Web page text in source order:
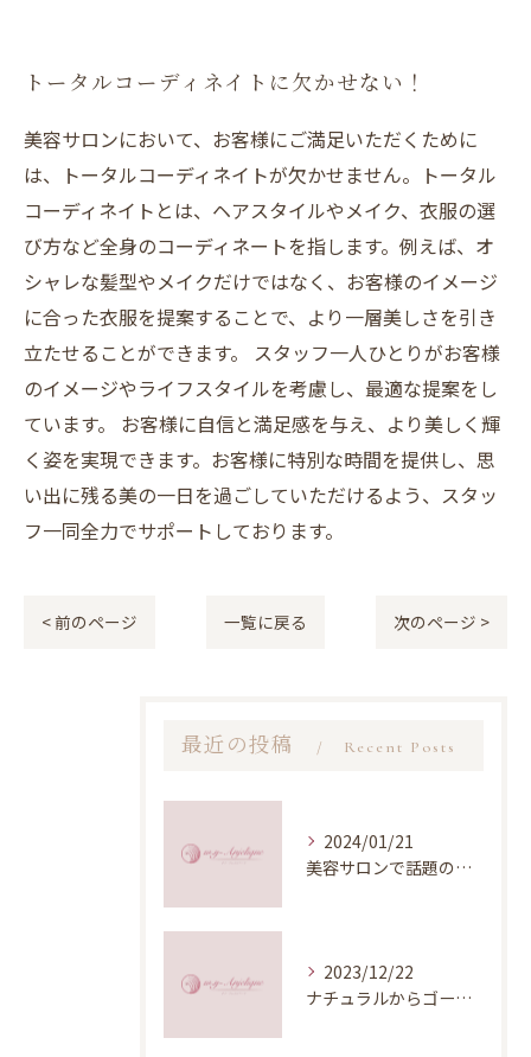
トータルコーディネイトに欠かせない！
美容サロンにおいて、お客様にご満足いただくために
は、トータルコーディネイトが欠かせません。トータル
コーディネイトとは、ヘアスタイルやメイク、衣服の選
び方など全身のコーディネートを指します。例えば、オ
シャレな髪型やメイクだけではなく、お客様のイメージ
に合った衣服を提案することで、より一層美しさを引き
立たせることができます。 スタッフ一人ひとりがお客様
のイメージやライフスタイルを考慮し、最適な提案をし
ています。 お客様に自信と満足感を与え、より美しく輝
く姿を実現できます。お客様に特別な時間を提供し、思
い出に残る美の一日を過ごしていただけるよう、スタッ
フ一同全力でサポートしております。
< 前のページ 一覧に戻る 次のページ >
最近の投稿 Recent Posts
2024/01/21
美容サロンで話題の新技術！LEDマツエクの魅力とは？
2023/12/22
ナチュラルからゴージャスまで！ 個性に合わせたまつ毛パーマの施術